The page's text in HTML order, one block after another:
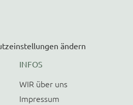
ändern
INFOS
WIR über uns
Impressum